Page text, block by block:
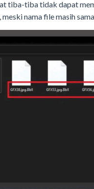
tiba-tiba tidak dapat
nama file masih